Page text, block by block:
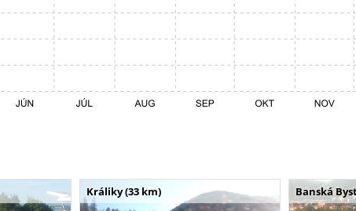
Králiky (33 km) Banská